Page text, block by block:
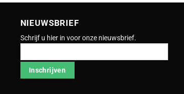
NIEUWSBRIEF
Schrijf u hier in voor onze nieuwsbrief.
Inschrijven